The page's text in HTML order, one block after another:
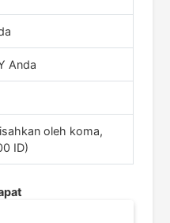
Anda
oleh koma,
ID)